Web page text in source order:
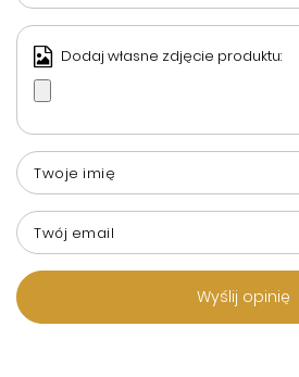
Dodaj własne zdjęcie produktu:
Twoje imię
Twój email
Wyślij opinię